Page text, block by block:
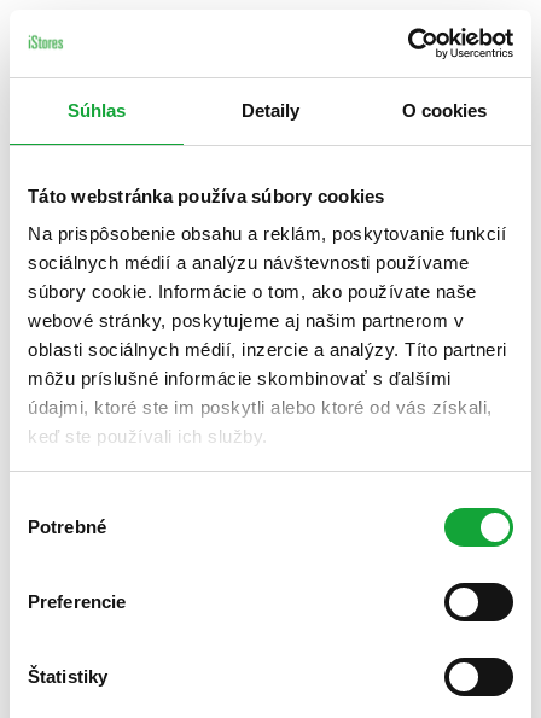
Súhlas Detaily O cookies
Táto webstránka používa súbory cookies
Na prispôsobenie obsahu a reklám, poskytovanie funkcií
sociálnych médií a analýzu návštevnosti používame
súbory cookie. Informácie o tom, ako používate naše
webové stránky, poskytujeme aj našim partnerom v
oblasti sociálnych médií, inzercie a analýzy. Títo partneri
môžu príslušné informácie skombinovať s ďalšími
údajmi, ktoré ste im poskytli alebo ktoré od vás získali,
keď ste používali ich služby.
súhlasu
Potrebné
Preferencie
Štatistiky